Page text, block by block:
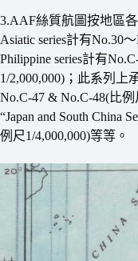
3.AAF絲質航圖按地區
Asiatic series計有No.30
Philippine series計有
1/2,000,000)；此系列上
No.C-47 & No.C-48(比
“Japan and South China
例尺1/4,000,000)等等。